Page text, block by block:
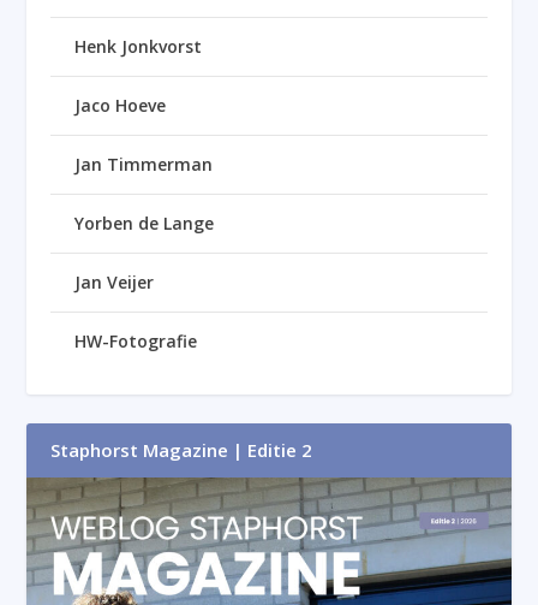
Henk Jonkvorst
Jaco Hoeve
Jan Timmerman
Yorben de Lange
Jan Veijer
HW-Fotografie
Staphorst Magazine | Editie 2